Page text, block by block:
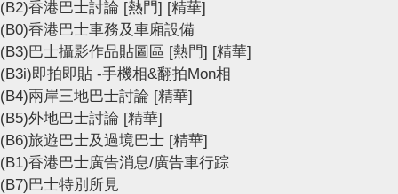
(B2)香港巴士討論 [熱門] [精華]
(B0)香港巴士車務及車廂設備
(B3)巴士攝影作品貼圖區 [熱門] [精華]
(B3i)即拍即貼 -手機相&翻拍Mon相
(B4)兩岸三地巴士討論 [精華]
(B5)外地巴士討論 [精華]
(B6)旅遊巴士及過境巴士 [精華]
(B1)香港巴士廣告消息/廣告車行踪
(B7)巴士特別所見